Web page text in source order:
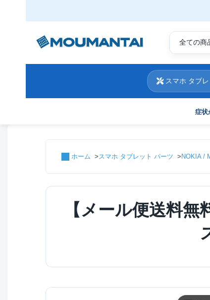
症状
スマホ タブ
ホーム スマホ タブレット パーツ NOKIA /
【メール便送料